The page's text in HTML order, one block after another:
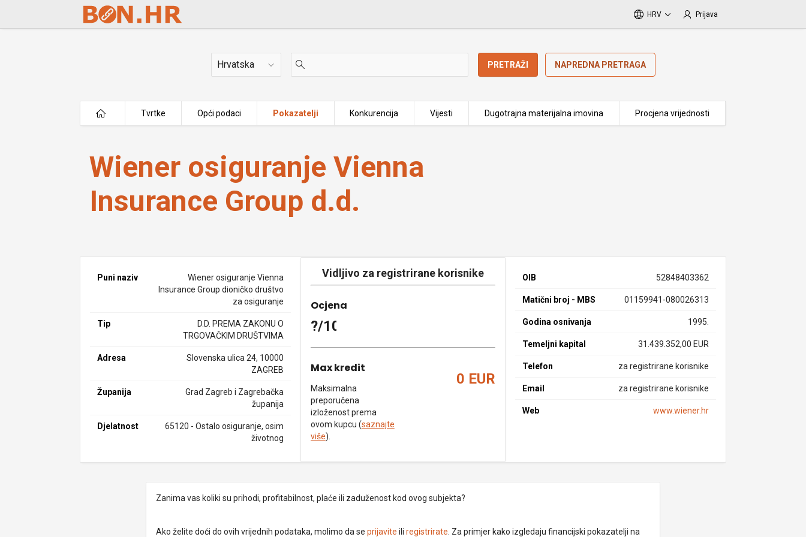
Skip to Main Content
HRV Prijava
Država PRETRAŽI NAPREDNA PRETRAGA
Tvrtke Opći podaci Pokazatelji Konkurencija Vijesti Dugotrajna materijalna imovina Procjena vrijednosti
Wiener osiguranje Vienna Insurance Group d.d.
Wiener osiguranje Vienna
Insurance Group d.d.
Puni naziv
Wiener osiguranje Vienna
Insurance Group dioničko društvo
za osiguranje
Tip
D.D. PREMA ZAKONU O
TRGOVAČKIM DRUŠTVIMA
Adresa
Slovenska ulica 24, 10000
ZAGREB
Županija
Grad Zagreb i Zagrebačka
županija
Djelatnost
65120 - Ostalo osiguranje, osim
životnog
Vidljivo za registrirane korisnike
Ocjena
?/10
Max kredit
Maksimalna
preporučena
izloženost prema
ovom kupcu (saznajte
više).
0 EUR
OIB 52848403362
Matični broj - MBS 01159941-080026313
Godina osnivanja 1995.
Temeljni kapital 31.439.352,00 EUR
Telefon za registrirane korisnike
Email za registrirane korisnike
Web www.wiener.hr
Zanima vas koliki su prihodi, profitabilnost, plaće ili zaduženost kod ovog subjekta?
Ako želite doći do ovih vrijednih podataka, molimo da se prijavite ili registrirate . Za primjer kako izgledaju financijski pokazatelji na